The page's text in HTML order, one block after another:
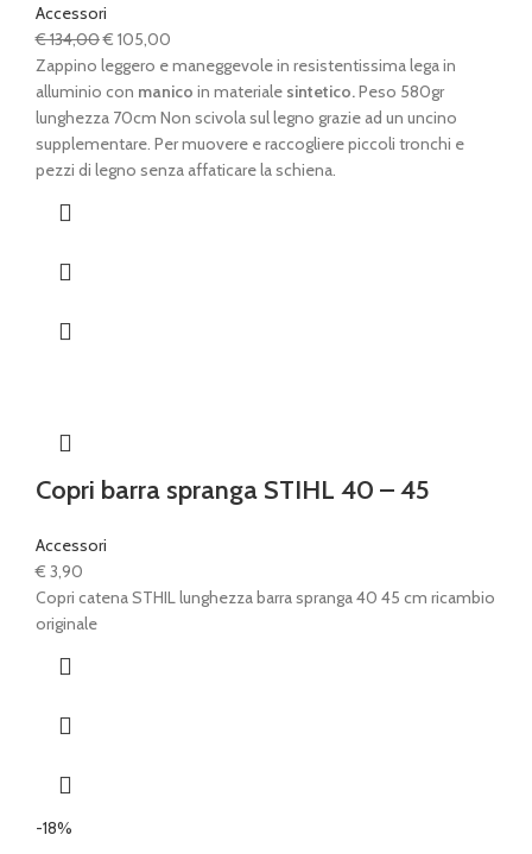
Accessori
€134,00Il
prezzo
originale
era:
€ 134,00.
€ 105,00
prezzo
attuale
è:
€ 105,00.
Zappino leggero e maneggevole in resistentissima lega in
alluminio con manico in materiale sintetico.Peso 580gr
lunghezza 70cm Non scivola sul legno grazie ad un uncino
supplementare. Per muovere e raccogliere piccoli tronchi e
pezzi di legno senza affaticare la schiena.
Copri barra spranga STIHL 40 – 45
Accessori
€ 3,90
Copri catena STHIL lunghezza barra spranga 40 45 cm ricambio
originale
-18%